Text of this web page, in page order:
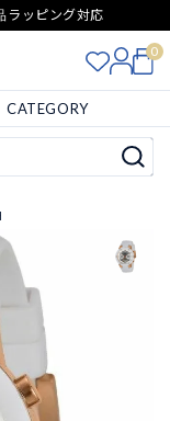
ラッピング対応
0
CATEGORY